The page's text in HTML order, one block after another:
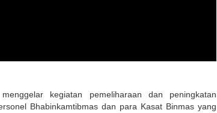
kegiatan pemeliharaan dan peningkatan
Bhabinkamtibmas dan para Kasat Binmas yang